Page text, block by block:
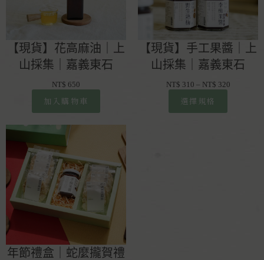
【現貨】花高麻油｜上
山採集｜嘉義東石
NT$ 650
加入購物車
【現貨】手工果醬｜上
山採集｜嘉義東石
NT$ 310 – NT$ 320
選擇規格
年節禮盒｜蛇麼攏賀禮